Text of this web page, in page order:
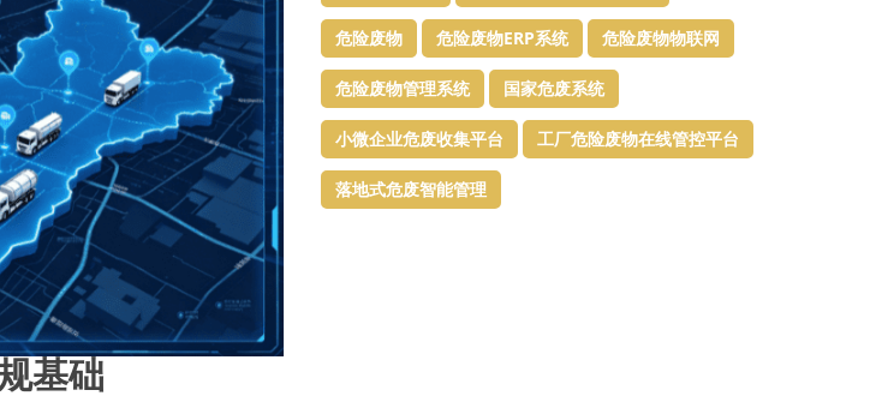
基础
危险废物 危险废物ERP系统 危险废物物联网
危险废物管理系统 国家危废系统
小微企业危废收集平台 工厂危险废物在线管控平台
落地式危废智能管理